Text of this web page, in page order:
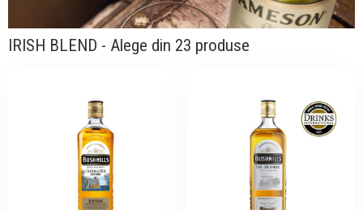
IRISH BLEND - Alege din 23 produse